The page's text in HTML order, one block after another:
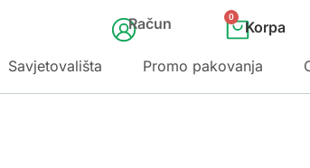
Račun 0
Savjetovališta Promo pakovanja